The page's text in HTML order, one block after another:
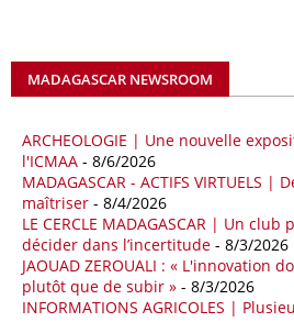
18/04/26 OUGANDA - CITIBANK
américaine Citibank pour arranger la
nécessaires à la construction du chemin
(SGR) qui devrait relier la capitale
Kenya, pour un investissement de 2,7
de dollars). Selon le secrétaire
Finances, Ramathan Ggoobi, lors d’une
des Finances de l'Ouganda, du Kenya et
Washington, en marge des réunions de
la Banque mondiale, des pourparlers avec
MADAGASCAR NEWSROOM
ARCHEOLOGIE | Une nouvelle
l'ICMAA - 8/6/2026
MADAGASCAR - ACTIFS VIRTUELS |
maîtriser - 8/4/2026
LE CERCLE MADAGASCAR | Un
décider dans l’incertitude - 8/3/2026
JAOUAD ZEROUALI : « L'innovation
plutôt que de subir » - 8/3/2026
INFORMATIONS AGRICOLES |